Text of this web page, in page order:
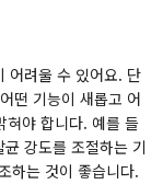
어려울 수 있어요. 단
떤 기능이 새롭고 어
혀야 합니다. 예를 들
강도를 조절하는 기
하는 것이 좋습니다.